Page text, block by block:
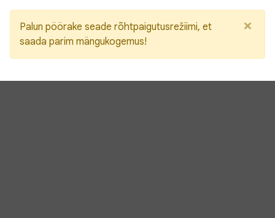
Palun pöörake seade rõhtpaigutusrežiimi, et
saada parim mängukogemus!
×